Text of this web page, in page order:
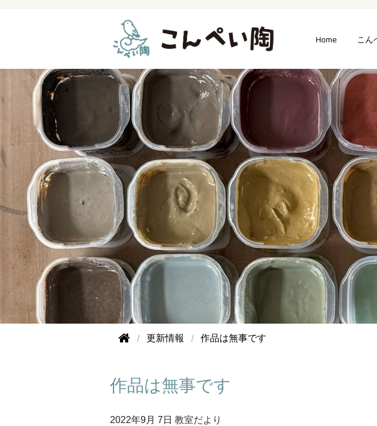
Home こん
更新情報 作品は無事です
作品は無事です
2022年9月 7日 教室だより